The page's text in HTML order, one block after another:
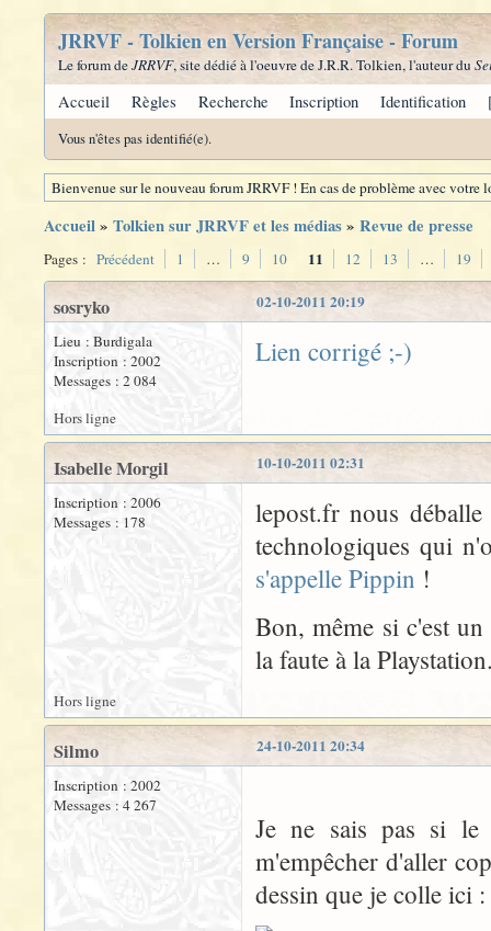
JRRVF - Tolkien en Version Française - Forum
Le forum deJRRVF, site dédié à l'oeuvre de J.R.R. Tolkien, l'auteur du
Accueil Règles Recherche Inscription Identification
Vous n'êtes pas identifié(e).
Bienvenue sur le nouveau forum JRRVF ! En cas de problème avec
Accueil» Tolkien sur JRRVF et les médias» Revue de presse
Pages : Précédent 1 … 9 10 11 12 13 … 19
02-10-2011 20:19
sosryko
Lieu : Burdigala
Inscription : 2002
Messages : 2 084
Lien corrigé ;-)
Hors ligne
10-10-2011 02:31
Isabelle Morgil
Inscription : 2006
Messages : 178
lepost.fr nous
technologiques qui
s'appelle Pippin !
Bon, même si c'est
la faute à la
Hors ligne
24-10-2011 20:34
Silmo
Inscription : 2002
Messages : 4 267
Je ne sais pas si le
m'empêcher d'aller
dessin que je colle ici :